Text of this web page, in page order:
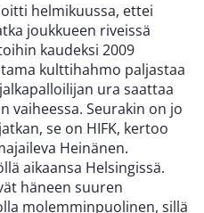
helmikuussa, ettei
joukkueen riveissä
kaudeksi 2009
kulttihahmo paljastaa
ura saattaa
vaiheessa. Seurakin on jo
se on HIFK, kertoo
Heinänen.
aikaansa Helsingissä.
häneen suuren
molemminpuolinen, sillä